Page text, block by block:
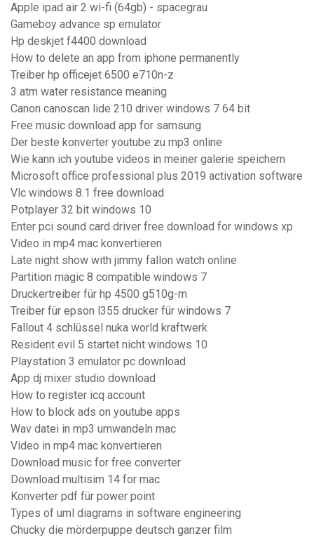
Apple ipad air 2 wi-fi (64gb) - spacegrau
Gameboy advance sp emulator
Hp deskjet f4400 download
How to delete an app from iphone permanently
Treiber hp officejet 6500 e710n-z
3 atm water resistance meaning
Canon canoscan lide 210 driver windows 7 64 bit
Free music download app for samsung
Der beste konverter youtube zu mp3 online
Wie kann ich youtube videos in meiner galerie speichern
Microsoft office professional plus 2019 activation software
Vlc windows 8.1 free download
Potplayer 32 bit windows 10
Enter pci sound card driver free download for windows xp
Video in mp4 mac konvertieren
Late night show with jimmy fallon watch online
Partition magic 8 compatible windows 7
Druckertreiber für hp 4500 g510g-m
Treiber für epson l355 drucker für windows 7
Fallout 4 schlüssel nuka world kraftwerk
Resident evil 5 startet nicht windows 10
Playstation 3 emulator pc download
App dj mixer studio download
How to register icq account
How to block ads on youtube apps
Wav datei in mp3 umwandeln mac
Video in mp4 mac konvertieren
Download music for free converter
Download multisim 14 for mac
Konverter pdf für power point
Types of uml diagrams in software engineering
Chucky die mörderpuppe deutsch ganzer film